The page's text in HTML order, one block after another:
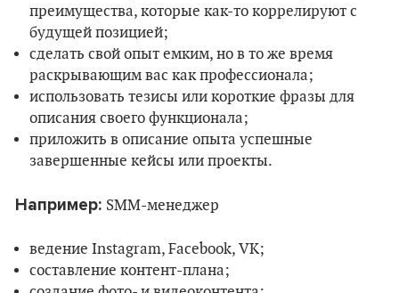
преимущества, которые как-то коррелируют с
будущей позицией;
сделать свой опыт емким, но в то же время
раскрывающим вас как профессионала;
использовать тезисы или короткие фразы для
описания своего функционала;
приложить в описание опыта успешные
завершенные кейсы или проекты.
Например: SMM-менеджер
ведение Instagram, Facebook, VK;
составление контент-плана;